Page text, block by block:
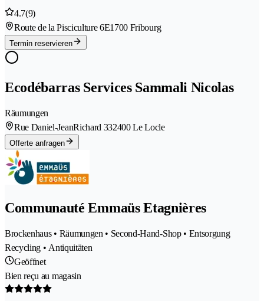
4.7(9)
Route de la Pisciculture 6E1700 Fribourg
Termin reservieren
Ecodébarras Services Sammali Nicolas
Räumungen
Rue Daniel-JeanRichard 332400 Le Locle
Offerte anfragen
Communauté Emmaüs Etagnières
Brockenhaus • Räumungen • Second-Hand-Shop • Entsorgung
Recycling • Antiquitäten
Geöffnet
Bien reçu au magasin